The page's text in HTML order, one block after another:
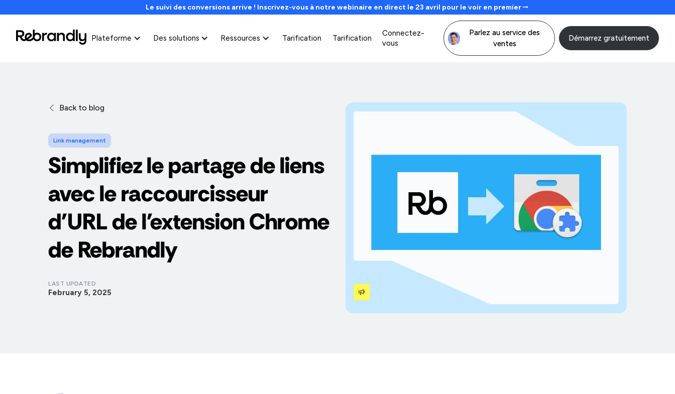
Le suivi des conversions arrive ! Inscrivez-vous à notre webinaire en direct le 23 avril pour le voir en premier
Plateforme Des solutions Ressources Tarification Tarification
Connectez-
vous
Parlez au service des
ventes
Démarrez gratuitement
Back to blog
Link management
Simplifiez le partage de liens
avec le raccourcisseur
d'URL de l'extension Chrome
de Rebrandly
LAST UPDATED
February 5, 2025